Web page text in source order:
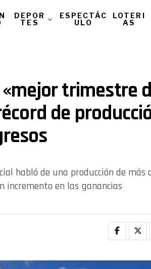
DEPOR
TES
ESPECTÁC
ULO
LOTERI
AS
«mejor trimestre
de
habló de una producción de más
incremento en las ganancias